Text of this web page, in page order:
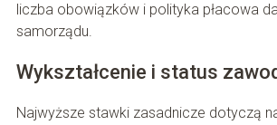
liczba obowiązków i polityka płacowa
samorządu.
Wykształcenie i status
Najwyższe stawki zasadnicze dotyczą